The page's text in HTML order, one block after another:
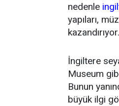
nedenle
yapıları,
kazandırıyor.
İngiltere
Museum
Bunun
büyük ilgi